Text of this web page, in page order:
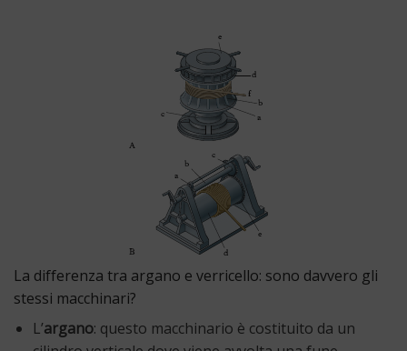
La differenza tra argano e verricello: sono davvero gli
stessi macchinari?
L’argano: questo macchinario è costituito da un